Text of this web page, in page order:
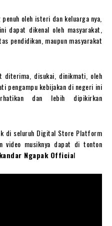
oleh isteri dan keluarga nya,
dapat dikenal oleh masyarakat,
pendidikan, maupun masyarakat
diterima, disukai, dinikmati, oleh
pengampu kebijakan di negeri ini
dan lebih dipikirkan
di seluruh Digital Store Platform
video musiknya dapat di tonton
Ngapak Official